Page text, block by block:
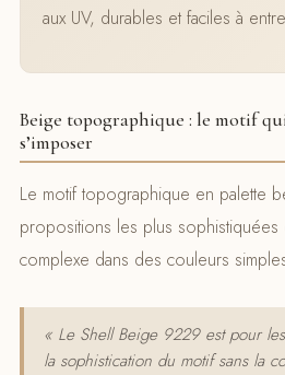
aux UV, durables et faciles à
Beige topographique : le motif
s’imposer
Le motif topographique en palette
propositions les plus
complexe dans des couleurs
« Le Shell Beige 9229 est pour
la sophistication du motif sans la